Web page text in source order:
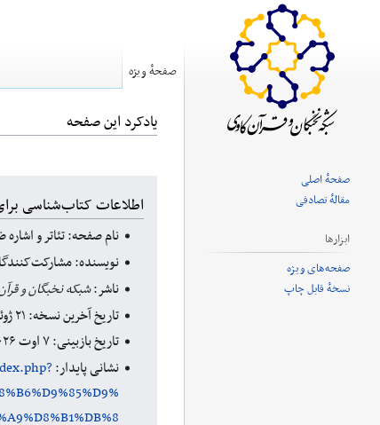
یادکرد این صفحه
ناوبری
جستجو
اطلاعات کتاب‌شناسی
نام صفحه: تئاتر و
نویسنده:
ناشر:شبکه نخبگان و
تاریخ آخرین نسخه: ۲۱ ژوئن ۲۰۲۳ ‏۱۰:۱۷ UTC
تاریخ بازبینی: ۷ اوت ۲۰۲۶ ‏۲۱:۳۲ UTC
نشانی پایدار:
صفحهٔ ویژه
صفحهٔ اصلی
مقالهٔ تصادفی
ابزارها
صفحه‌های ویژه
نسخهٔ قابل چاپ